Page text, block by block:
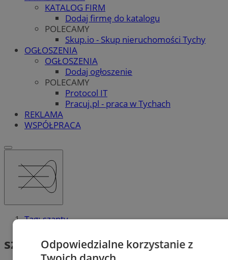
KATALOG FIRM
Dodaj firmę do katalogu
POLECAMY
Skup.io - Skup nieruchomości Tychy
OGŁOSZENIA
OGŁOSZENIA
Dodaj ogłoszenie
POLECAMY
Protocol IT
Pracuj.pl - praca w Tychach
REKLAMA
WSPÓŁPRACA
Tag: szanty
szanty (2)Odpowiedzialne korzystanie z